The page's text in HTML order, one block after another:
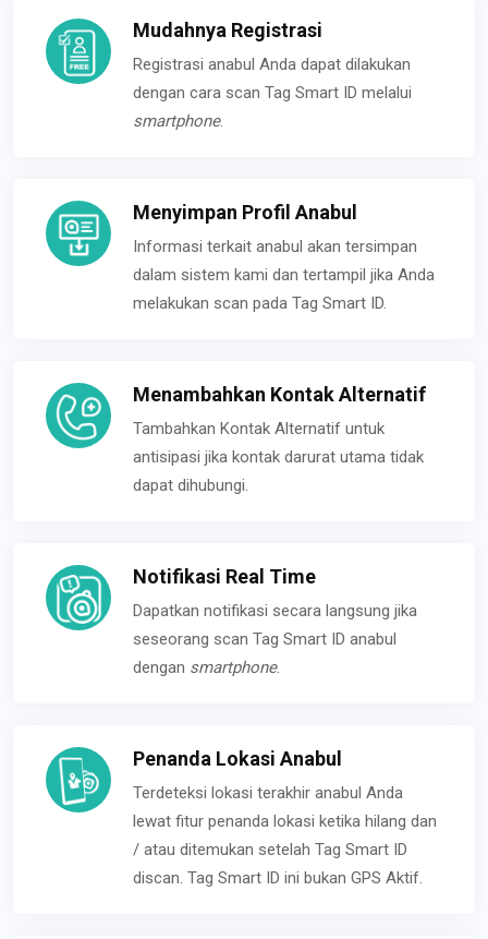
Mudahnya Registrasi
Registrasi anabul Anda dapat dilakukan
dengan cara scan Tag Smart ID melalui
smartphone.
Menyimpan Profil Anabul
Informasi terkait anabul akan tersimpan
dalam sistem kami dan tertampil jika Anda
melakukan scan pada Tag Smart ID.
Menambahkan Kontak Alternatif
Tambahkan Kontak Alternatif untuk
antisipasi jika kontak darurat utama tidak
dapat dihubungi.
Notifikasi Real Time
Dapatkan notifikasi secara langsung jika
seseorang scan Tag Smart ID anabul
dengan smartphone.
Penanda Lokasi Anabul
Terdeteksi lokasi terakhir anabul Anda
lewat fitur penanda lokasi ketika hilang dan
/ atau ditemukan setelah Tag Smart ID
discan. Tag Smart ID ini bukan GPS Aktif.